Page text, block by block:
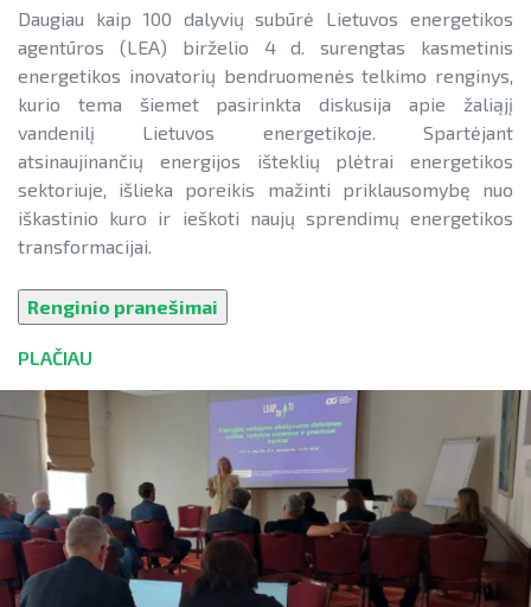
Daugiau kaip 100 dalyvių subūrė Lietuvos energetikos
agentūros (LEA) birželio 4 d. surengtas kasmetinis
energetikos inovatorių bendruomenės telkimo renginys,
kurio tema šiemet pasirinkta diskusija apie žaliąjį
vandenilį Lietuvos energetikoje. Spartėjant
atsinaujinančių energijos išteklių plėtrai energetikos
sektoriuje, išlieka poreikis mažinti priklausomybę nuo
iškastinio kuro ir ieškoti naujų sprendimų energetikos
transformacijai.
Renginio pranešimai
PLAČIAU